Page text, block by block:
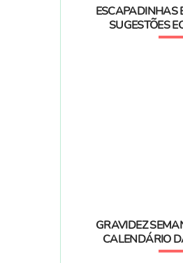
ESCAPADINHAS
SUGESTÕES
GRAVIDEZ
CALENDÁRIO